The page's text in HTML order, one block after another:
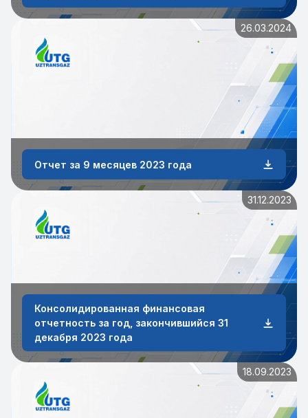
26.03.2024
Отчет за 9 месяцев 2023 года
31.12.2023
Консолидированная финансовая
отчетность за год, закончившийся 31
декабря 2023 года
18.09.2023